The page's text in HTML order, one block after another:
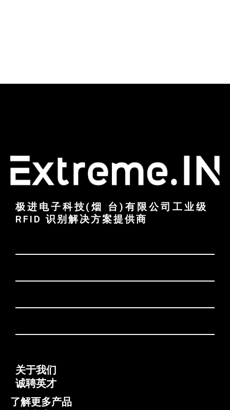
极进电子科技(烟 台)有限公司工业级
RFID 识别解决方案提供商
关于我们
诚聘英才
了解更多产品